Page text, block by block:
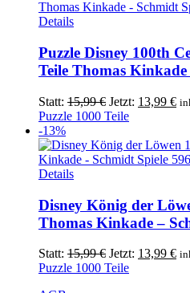
Details
Puzzle Disney 100th
Teile Thomas
Statt: 15,99€ Ursprünglicher
Preis
15,99 €
Jetzt: 13,99 €
Puzzle 1000 Teile
-13%
Details
Disney König der
Thomas Kinkade –
Statt: 15,99€ Ursprünglicher
Preis
Jetzt: 13,99 €
Puzzle 1000 Teile